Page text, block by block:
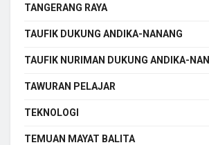
TANGERANG RAYA
TAUFIK DUKUNG ANDIKA-NANANG
TAUFIK NURIMAN DUKUNG ANDIKA-
TAWURAN PELAJAR
TEKNOLOGI
TEMUAN MAYAT BALITA